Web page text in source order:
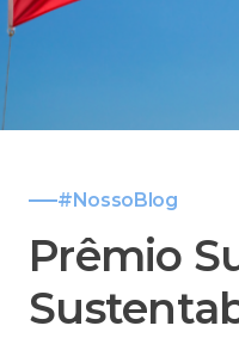
#NossoBlog
Prêmio